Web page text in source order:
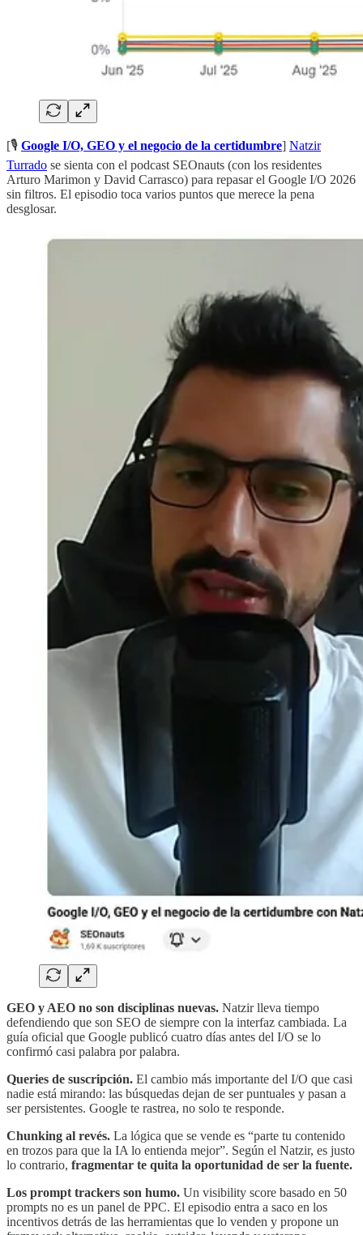
[🎙️ Google I/O, GEO y el negocio de la certidumbre] Natzir
Turrado se sienta con el podcast SEOnauts (con los residentes
Arturo Marimon y David Carrasco) para repasar el Google I/O 2026
sin filtros. El episodio toca varios puntos que merece la pena
desglosar.
GEO y AEO no son disciplinas nuevas. Natzir lleva tiempo
defendiendo que son SEO de siempre con la interfaz cambiada. La
guía oficial que Google publicó cuatro días antes del I/O se lo
confirmó casi palabra por palabra.
Queries de suscripción. El cambio más importante del I/O que casi
nadie está mirando: las búsquedas dejan de ser puntuales y pasan a
ser persistentes. Google te rastrea, no solo te responde.
Chunking al revés. La lógica que se vende es “parte tu contenido
en trozos para que la IA lo entienda mejor”. Según el Natzir, es justo
lo contrario, fragmentar te quita la oportunidad de ser la fuente.
Los prompt trackers son humo. Un visibility score basado en 50
prompts no es un panel de PPC. El episodio entra a saco en los
incentivos detrás de las herramientas que lo venden y propone un